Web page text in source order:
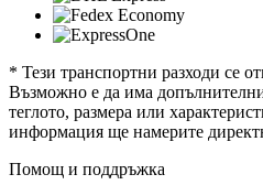
* Тези транспортни разходи се
Възможно е да има
теглото, размера или
информация ще намерите
Помощ и поддръжка